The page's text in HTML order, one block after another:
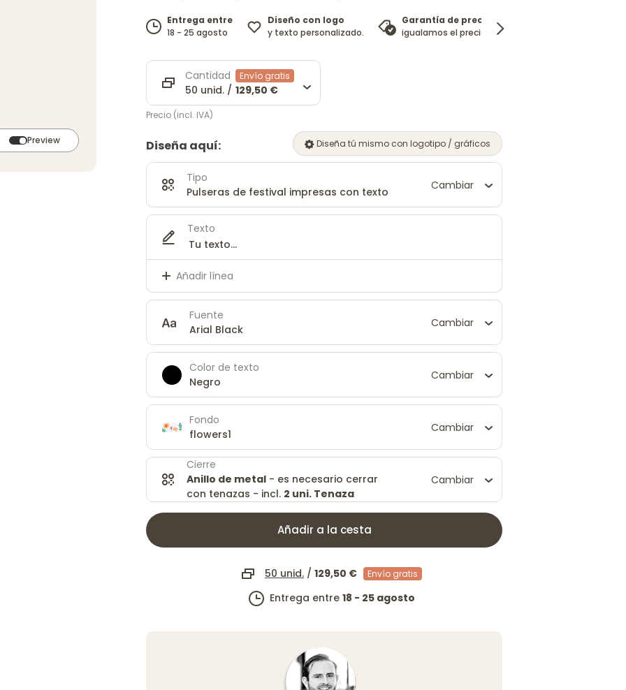
Preview
Entrega entre
18 - 25 agosto
Diseño con logo
y texto personalizado.
Garantía de precio
igualamos el precio
Cantidad
50 unid. /
Envío gratis
129,50 €
Precio (incl. IVA)
Diseña aquí: Diseña tú mismo con logotipo / gráficos
Tipo
Pulseras de festival impresas con texto
Cambiar
Texto
Añadir línea
Fuente
Arial Black
Cambiar
Color de texto
Negro
Cambiar
Fondo
flowers1
Cambiar
Cierre
Anillo de metal - es necesario cerrar
con tenazas - incl. 2 uni. Tenaza
Cambiar
Añadir a la cesta
50 unid. / 129,50 € Envío gratis
Entrega entre 18 - 25 agosto